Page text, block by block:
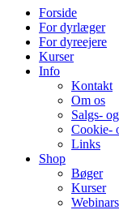
Forside
For dyrlæger
For dyreejere
Kurser
Info
Kontakt
Om os
Salgs-
Cookie-
Links
Shop
Bøger
Kurser
Webinars